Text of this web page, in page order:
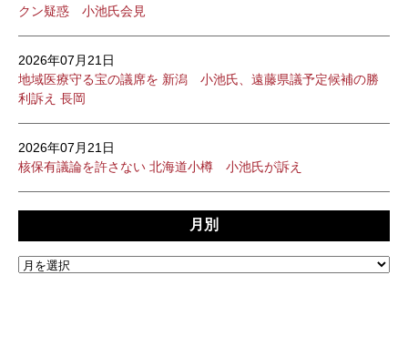
クン疑惑 小池氏会見
2026年07月21日
地域医療守る宝の議席を 新潟 小池氏、遠藤県議予定候補の勝
利訴え 長岡
2026年07月21日
核保有議論を許さない 北海道小樽 小池氏が訴え
月別